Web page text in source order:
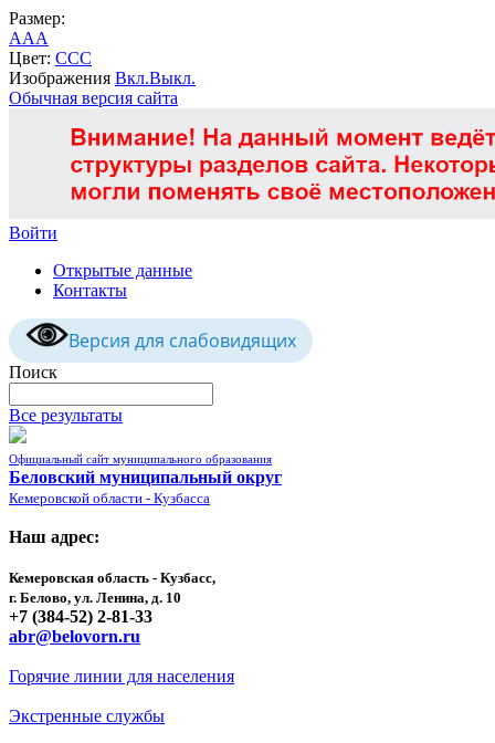
Размер:
AAA
Цвет: CCC
Изображения Вкл.Выкл.
Обычная версия сайта
Войти
Открытые данные
Контакты
Версия для слабовидящих
Поиск
Все результаты
Официальный сайт муниципального образования
Беловский муниципальный округ
Кемеровской области - Кузбасса
Наш адрес:
Кемеровская область - Кузбасс,
г. Белово, ул. Ленина, д. 10
+7 (384-52) 2-81-33
abr@belovorn.ru
Горячие линии для населения
Экстренные службы